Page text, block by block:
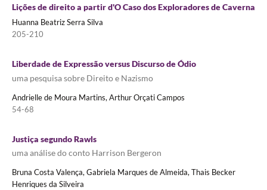
Lições de direito a partir d'O Caso dos Exploradores de Caverna
Huanna Beatriz Serra Silva
205-210
Liberdade de Expressão versus Discurso de Ódio
uma pesquisa sobre Direito e Nazismo
Andrielle de Moura Martins, Arthur Orçati Campos
54-68
Justiça segundo Rawls
uma análise do conto Harrison Bergeron
Bruna Costa Valença, Gabriela Marques de Almeida, Thais Becker
Henriques da Silveira